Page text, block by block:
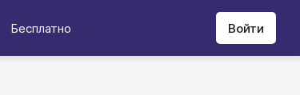
Бесплатно Войти